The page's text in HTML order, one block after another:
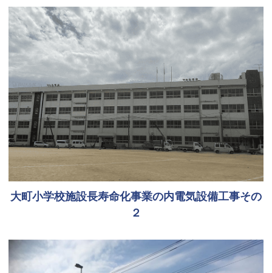
大町小学校施設長寿命化事業の内電気設備工事その
２